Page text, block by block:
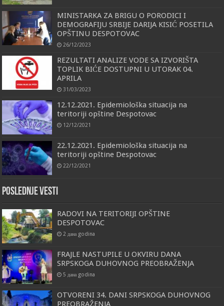
MINISTARKA ZA BRIGU O PORODICI I
DEMOGRAFIJU SRBIJE DARIJA KISIĆ POSETILA
OPŠTINU DESPOTOVAC
26/12/2023
REZULTATI ANALIZE VODE SA IZVORIŠTA
TOPLIK BIĆE DOSTUPNI U UTORAK 04.
APRILA
31/03/2023
12.12.2021. Epidemiološka situacija na
teritoriji opštine Despotovac
12/12/2021
22.12.2021. Epidemiološka situacija na
teritoriji opštine Despotovac
22/12/2021
Poslednje vesti
RADOVI NA TERITORIJI OPŠTINE
DESPOTOVAC
2 дана godina
FRAJLE NASTUPILE U OKVIRU DANA
SRPSKOGA DUHOVNOG PREOBRAŽENJA
5 дана godina
OTVORENI 34. DANI SRPSKOGA DUHOVNOG
PREOBRAŽENJA